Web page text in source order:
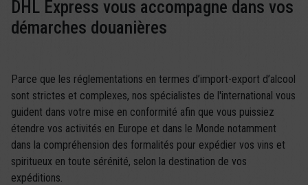
DHL Express vous accompagne dans vos
démarches douanières
Parce que les réglementations en termes d’import-export d’alcool
sont strictes et complexes, nos spécialistes de l'international vous
guident dans votre mise en conformité afin que vous puissiez
étendre vos activités en Europe et dans le Monde notamment
dans la compréhension des formalités pour expédier vos vins et
spiritueux en toute sérénité, selon la destination de vos
expéditions.